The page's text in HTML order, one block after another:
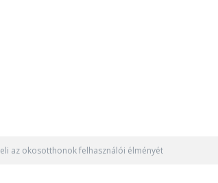
az okosotthonok felhasználói élményét